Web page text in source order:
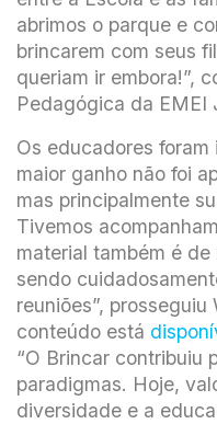
abrimos o parque e
brincarem com seus
queriam ir embora!”,
Pedagógica da EMEI
Os educadores
maior ganho não foi
mas principalmente
Tivemos
material também é
sendo
reuniões”,
conteúdo está
“O Brincar contribuiu
paradigmas. Hoje,
diversidade e a